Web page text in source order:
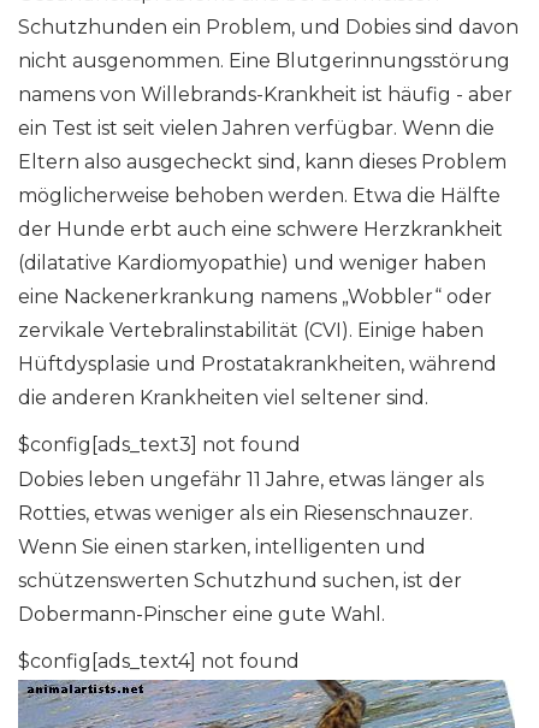
Schutzhunden ein Problem, und Dobies sind davon
nicht ausgenommen. Eine Blutgerinnungsstörung
namens von Willebrands-Krankheit ist häufig - aber
ein Test ist seit vielen Jahren verfügbar. Wenn die
Eltern also ausgecheckt sind, kann dieses Problem
möglicherweise behoben werden. Etwa die Hälfte
der Hunde erbt auch eine schwere Herzkrankheit
(dilatative Kardiomyopathie) und weniger haben
eine Nackenerkrankung namens „Wobbler“ oder
zervikale Vertebralinstabilität (CVI). Einige haben
Hüftdysplasie und Prostatakrankheiten, während
die anderen Krankheiten viel seltener sind.
$config[ads_text3] not found
Dobies leben ungefähr 11 Jahre, etwas länger als
Rotties, etwas weniger als ein Riesenschnauzer.
Wenn Sie einen starken, intelligenten und
schützenswerten Schutzhund suchen, ist der
Dobermann-Pinscher eine gute Wahl.
$config[ads_text4] not found